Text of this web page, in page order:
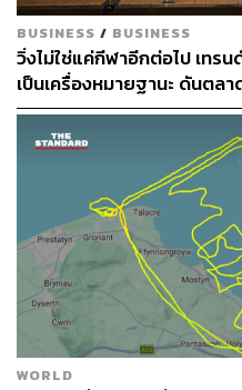
BUSINESS / BUSINESS
วิ่งไม่ใช่แค่กีฬาอีกต่อไป เทรน
เป็นเครื่องหมายฐานะ ดันตล
WORLD